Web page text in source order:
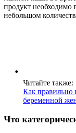
продукт необходимо
небольшом
Читайте также:
Как правильно
беременной
Что